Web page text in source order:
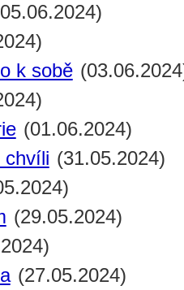
k sobě
(01.06.2024)
chvíli (31.05.2024)
(29.05.2024)
(27.05.2024)